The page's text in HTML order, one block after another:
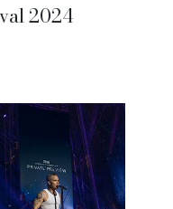
2024